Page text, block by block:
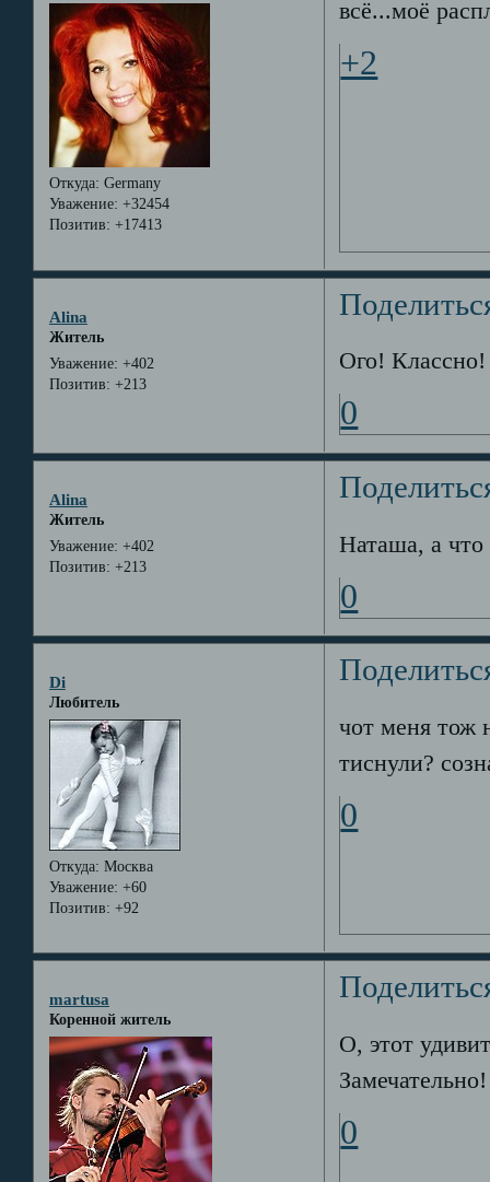
Откуда: Germany
Уважение: +32454
Позитив: +17413
всё...моё
+2
Alina
Житель
Уважение: +402
Позитив: +213
Ого!
0
Alina
Житель
Уважение: +402
Позитив: +213
Наташа, а что
0
Di
Любитель
Откуда: Москва
Уважение: +60
Позитив: +92
чот меня тож
тиснули?
0
martusa
Коренной житель
О, этот
Замечательно!
0